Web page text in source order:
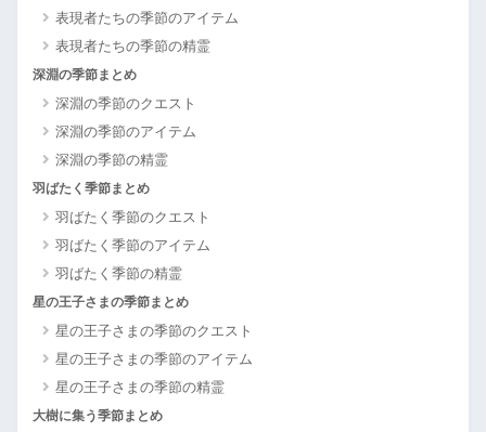
表現者たちの季節のアイテム
表現者たちの季節の精霊
深淵の季節まとめ
深淵の季節のクエスト
深淵の季節のアイテム
深淵の季節の精霊
羽ばたく季節まとめ
羽ばたく季節のクエスト
羽ばたく季節のアイテム
羽ばたく季節の精霊
星の王子さまの季節まとめ
星の王子さまの季節のクエスト
星の王子さまの季節のアイテム
星の王子さまの季節の精霊
大樹に集う季節まとめ